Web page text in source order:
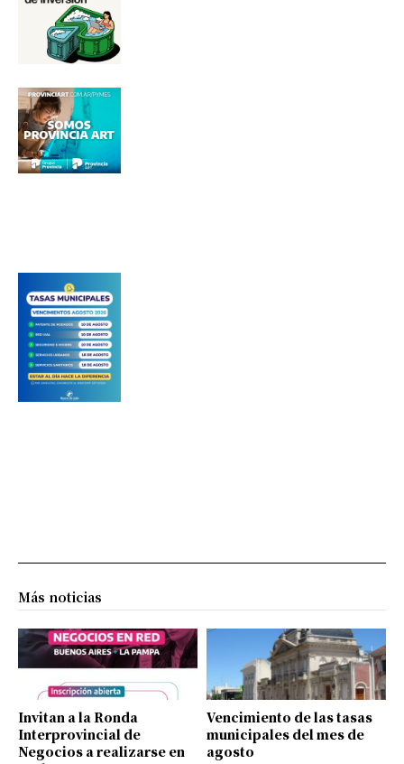
Más noticias
Invitan a la Ronda
Interprovincial de
Negocios a realizarse en
Vencimiento de las tasas
municipales del mes de
agosto